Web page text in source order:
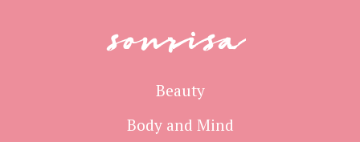
sonrisa
Beauty
Body and Mind